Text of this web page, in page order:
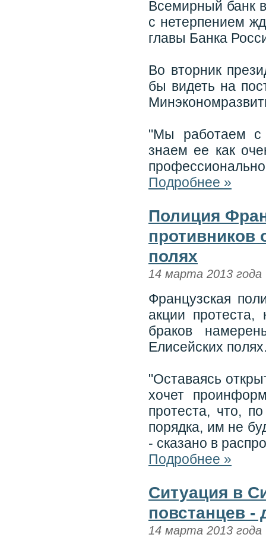
Всемирный банк
с нетерпением
главы Банка
Во вторник
бы видеть на
"Мы работаем с
знаем ее как
Подробнее »
Полиция
противников
полях
14 марта 2013 года
Французская
акции протеста,
браков
Елисейских
"Оставаясь
хочет
протеста, что,
порядка, им не
- сказано в
Подробнее »
Ситуация в
повстанцев -
14 марта 2013 года